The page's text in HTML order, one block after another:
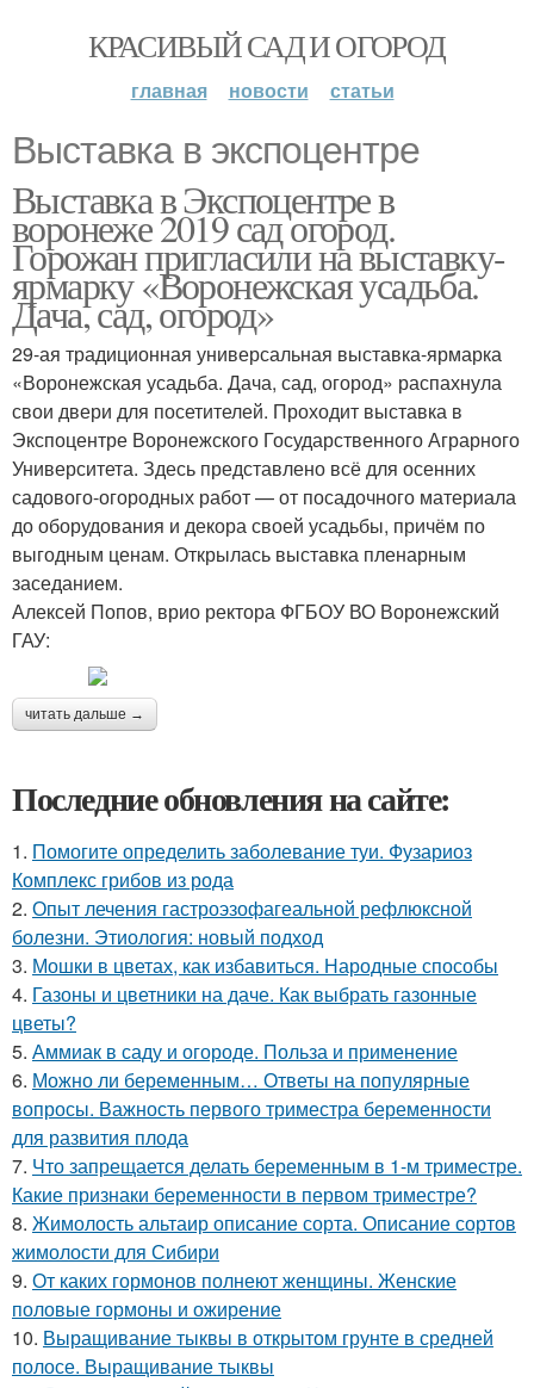
КРАСИВЫЙ САД И ОГОРОД
главная новости статьи
Выставка в экспоцентре
Выставка в Экспоцентре в
воронеже 2019 сад огород.
Горожан пригласили на выставку-
ярмарку «Воронежская усадьба.
Дача, сад, огород»
29-ая традиционная универсальная выставка-ярмарка
«Воронежская усадьба. Дача, сад, огород» распахнула
свои двери для посетителей. Проходит выставка в
Экспоцентре Воронежского Государственного Аграрного
Университета. Здесь представлено всё для осенних
садового-огородных работ — от посадочного материала
до оборудования и декора своей усадьбы, причём по
выгодным ценам. Открылась выставка пленарным
заседанием.
Алексей Попов, врио ректора ФГБОУ ВО Воронежский
ГАУ:
читать дальше →
Последние обновления на сайте:
1. Помогите определить заболевание туи. Фузариоз
Комплекс грибов из рода
2. Опыт лечения гастроэзофагеальной рефлюксной
болезни. Этиология: новый подход
3. Мошки в цветах, как избавиться. Народные способы
4. Газоны и цветники на даче. Как выбрать газонные
цветы?
5. Аммиак в саду и огороде. Польза и применение
6. Можно ли беременным… Ответы на популярные
вопросы. Важность первого триместра беременности
для развития плода
7. Что запрещается делать беременным в 1-м триместре.
Какие признаки беременности в первом триместре?
8. Жимолость альтаир описание сорта. Описание сортов
жимолости для Сибири
9. От каких гормонов полнеют женщины. Женские
половые гормоны и ожирение
10. Выращивание тыквы в открытом грунте в средней
полосе. Выращивание тыквы